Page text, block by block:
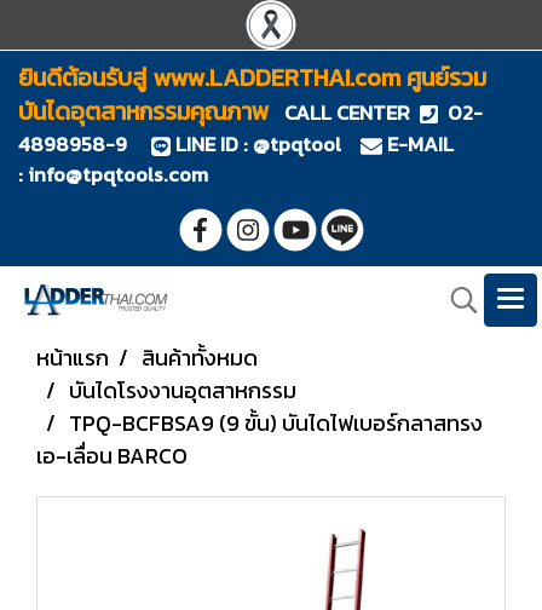
ยินดีต้อนรับสู่ www.LADDERTHAI.com ศูนย์รวม
บันไดอุตสาหกรรมคุณภาพ CALL CENTER
02-
4898958-9
LINE ID : @tpqtool
E-MAIL
:info@tpqtools.com
หน้าแรก
สินค้าทั้งหมด
บันไดโรงงานอุตสาหกรรม
TPQ-BCFBSA9 (9 ขั้น) บันไดไฟเบอร์กลาสทรง
เอ-เลื่อน BARCO